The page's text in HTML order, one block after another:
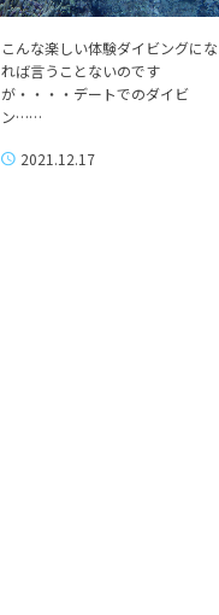
こんな楽しい体験ダイビングにな
れば言うことないのです
が・・・・デートでのダイビ
ン……
2021.12.17